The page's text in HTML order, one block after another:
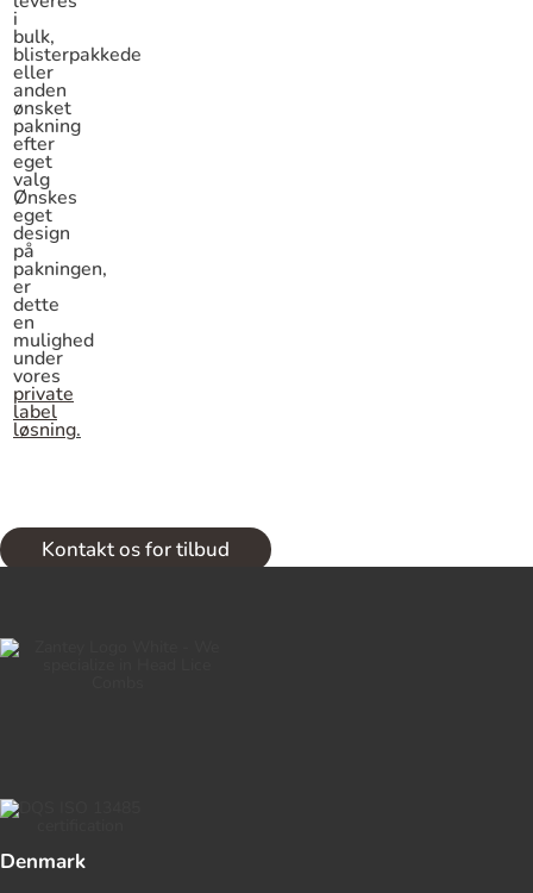
i
bulk,
blisterpakkede
eller
anden
ønsket
pakning
efter
eget
valg
Ønskes
eget
design
på
pakningen,
er
dette
en
mulighed
under
vores
private
label
løsning.
Kontakt os for tilbud
Denmark